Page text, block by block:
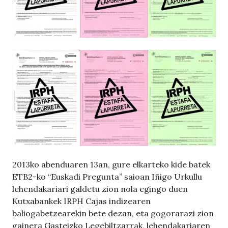
2013ko abenduaren 13an, gure elkarteko kide batek
ETB2-ko “Euskadi Pregunta” saioan Iñigo Urkullu
lehendakariari galdetu zion nola egingo duen
Kutxabankek IRPH Cajas indizearen
baliogabetzearekin bete dezan, eta gogorarazi zion
gainera Gasteizko Legebiltzarrak, lehendakariaren